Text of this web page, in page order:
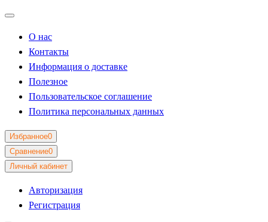
О нас
Контакты
Информация о доставке
Полезное
Пользовательское соглашение
Политика персональных данных
Избранное0
Сравнение0
Личный кабинет
Авторизация
Регистрация